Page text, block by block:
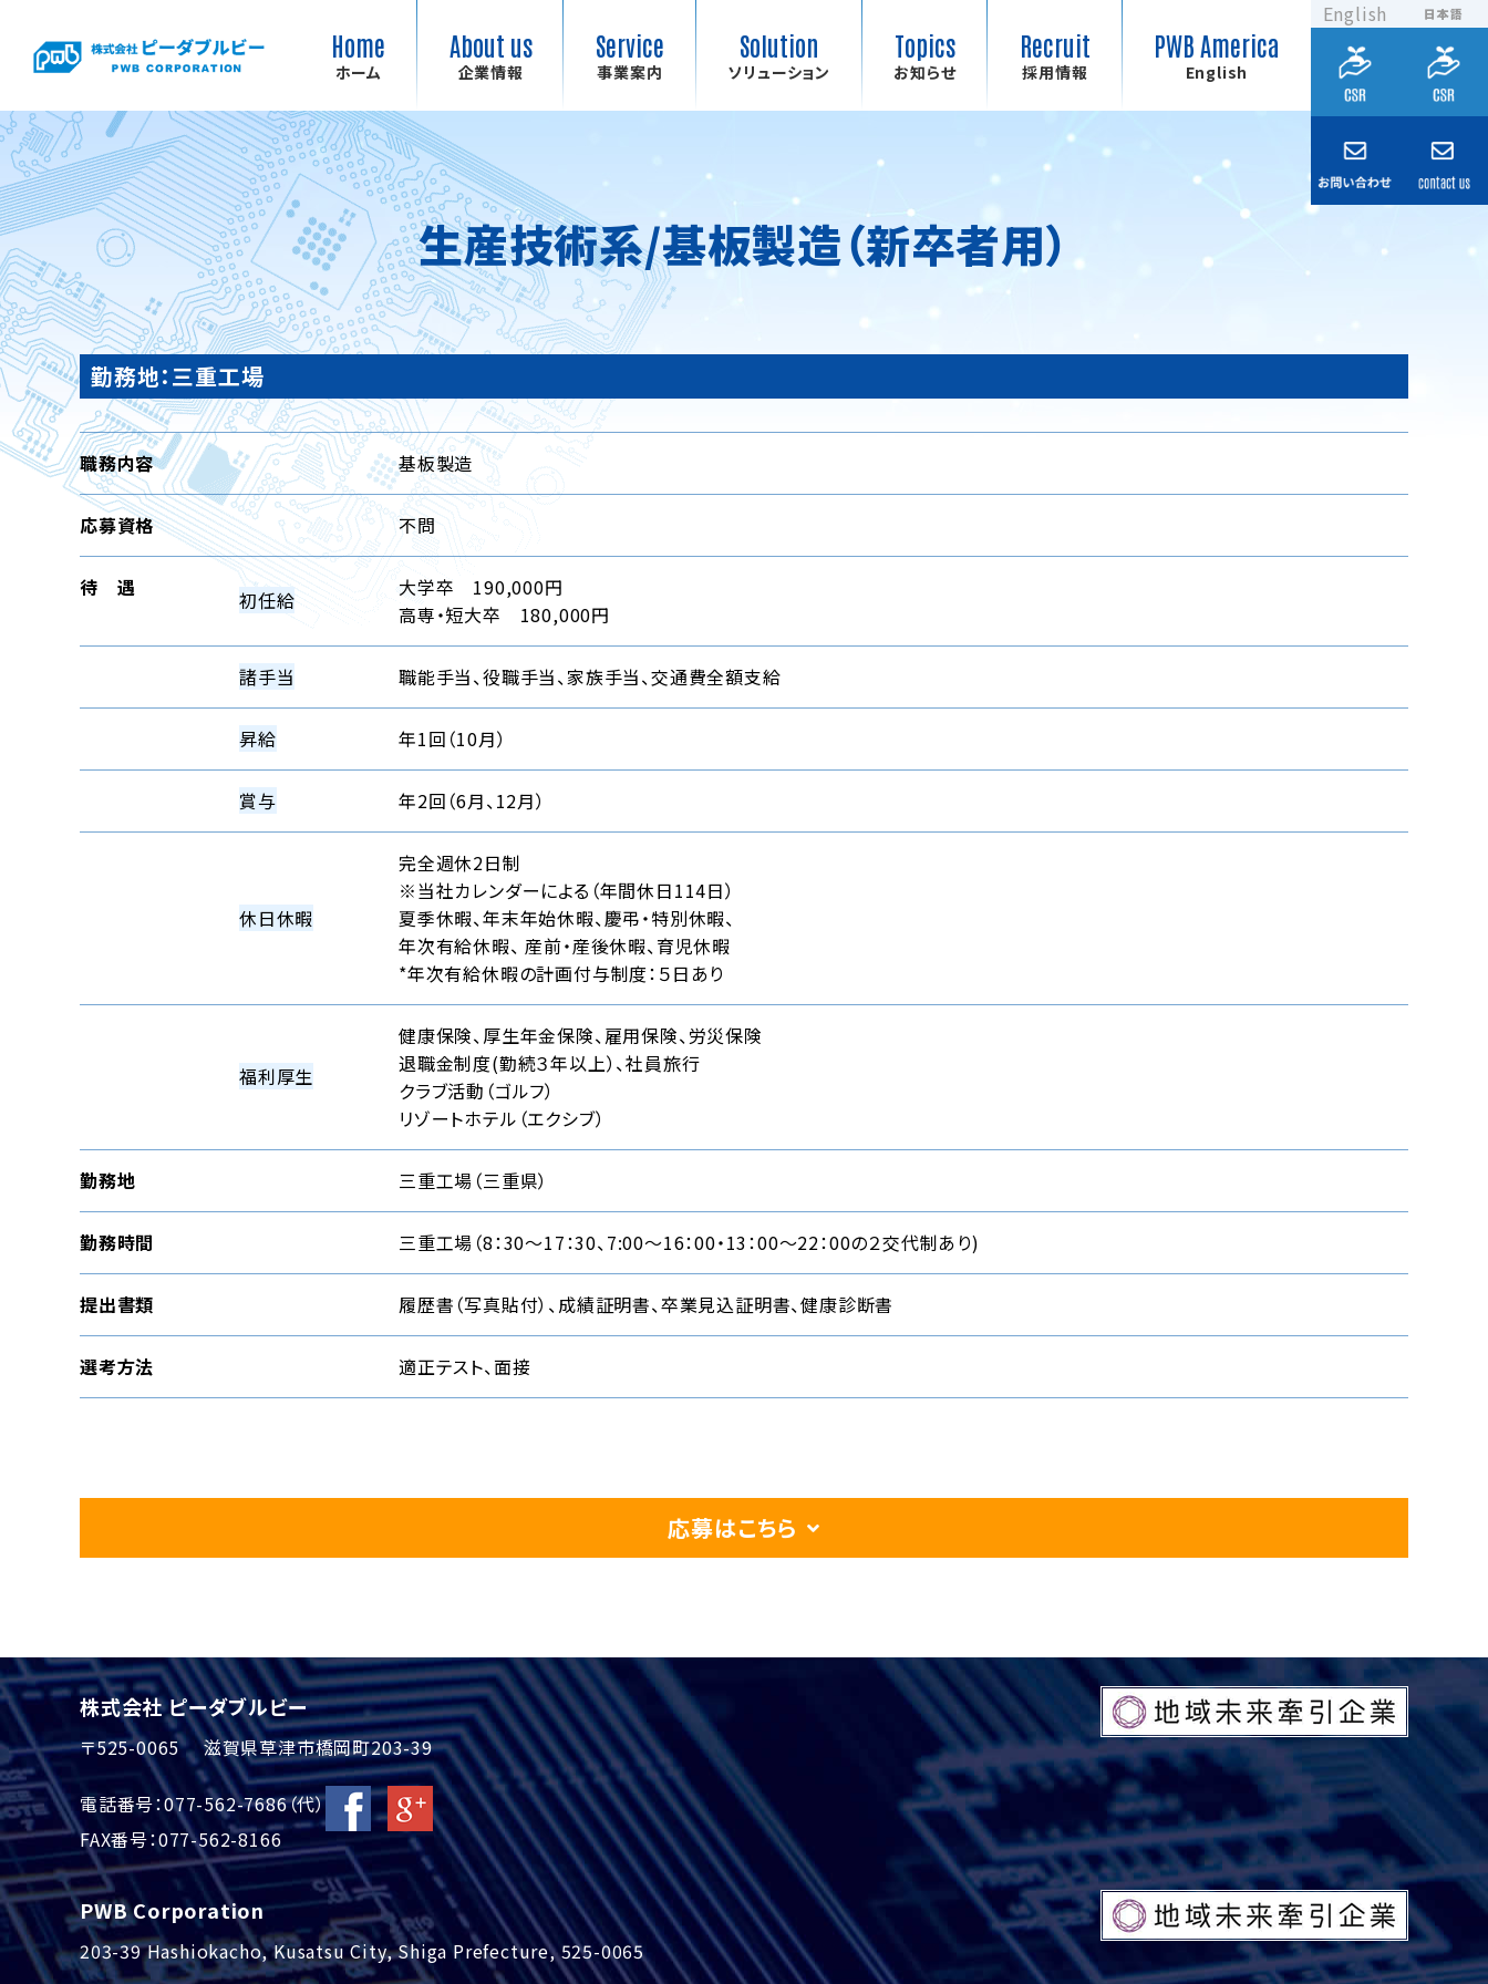
English 日本語
ホーム
Home
企業情報
About us
事業案内
Service
システム開発
ソリューション
Solution
お知らせ
Topics
採用情報
Recruit
English
PWB America
生産技術系/基板製造（新卒者用）
勤務地：三重工場
職務内容 基板製造
応募資格 不問
待 遇 初任給
大学卒 190,000円
高専・短大卒 180,000円
諸手当 職能手当、役職手当、家族手当、交通費全額支給
昇給 年1回（10月）
賞与 年2回（6月、12月）
休日休暇
完全週休2日制
※当社カレンダーによる（年間休日114日）
夏季休暇、年末年始休暇、慶弔・特別休暇、
年次有給休暇、 産前・産後休暇、育児休暇
*年次有給休暇の計画付与制度：５日あり
福利厚生
健康保険、厚生年金保険、雇用保険、労災保険
退職金制度(勤続３年以上）、社員旅行
クラブ活動（ゴルフ）
リゾートホテル（エクシブ）
勤務地 三重工場（三重県）
勤務時間 三重工場（8：30～17：30、7:00～16：00・13：00～22：00の２交代制あり)
提出書類 履歴書（写真貼付）、成績証明書、卒業見込証明書、健康診断書
選考方法 適正テスト、面接
応募はこちら
株式会社 ピーダブルビー
〒525-0065 滋賀県草津市橋岡町203-39
電話番号：077-562-7686（代）
FAX番号：077-562-8166
PWB Corporation
203-39 Hashiokacho, Kusatsu City, Shiga Prefecture, 525-0065